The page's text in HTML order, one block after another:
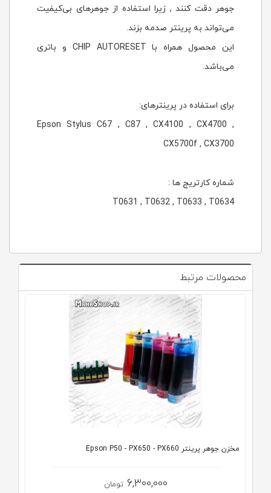
جوهر دقت کنند , زیرا استفاده از جوهرهای بی‌کیفیت
می‌تواند به پرینتر صدمه بزند.
این محصول همراه با CHIP AUTORESET و باتری
می‌باشد.
برای استفاده در پرینترهای:
Epson Stylus C67 , C87 , CX4100 , CX4700 ,
CX5700f , CX3700
شماره كارتريج ها :
T0631 , T0632 , T0633 , T0634
محصولات مرتبط
مخزن جوهر پرینتر Epson P50 - PX650 - PX660
6,300,000 تومان